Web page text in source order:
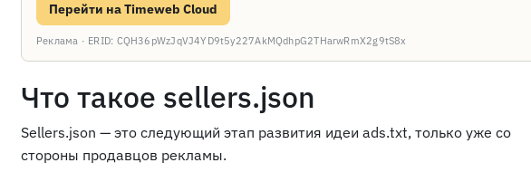
Перейти на Timeweb Cloud
Реклама · ERID: CQH36pWzJqVJ4YD9t5y227AkMQdhpG2THarwRmX2g9tS8x
Что такое sellers.json
Sellers.json — это следующий этап развития идеи ads.txt, только уже со
стороны продавцов рекламы.